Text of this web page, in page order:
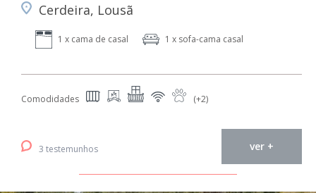
Cerdeira, Lousã
1 x cama de casal 1 x sofa-cama casal
Comodidades (+2)
3 testemunhos ver +